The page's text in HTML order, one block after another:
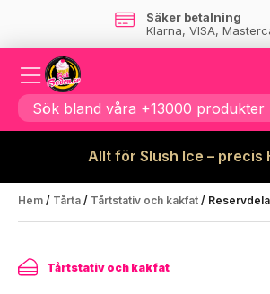
Säker betalning
Klarna, VISA,
Allt för Slush Ice – precis
Hem / Tårta / Tårtstativ och kakfat /
Tårtstativ och kakfat